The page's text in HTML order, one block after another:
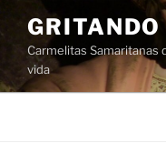
al
contenido
Carmelitas Samaritanas
vida